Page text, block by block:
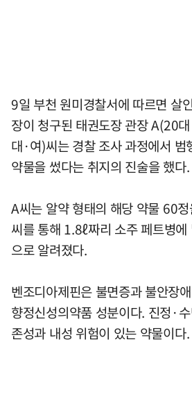
9일 부천 원미경찰서에 따르면 살
장이 청구된 태권도장 관장 A(20
대·여)씨는 경찰 조사 과정에서 범
약물을 썼다는 취지의 진술을 했다.
A씨는 알약 형태의 해당 약물 60
씨를 통해 1.8ℓ짜리 소주 페트병에
으로 알려졌다.
벤조디아제핀은 불면증과 불안장
향정신성의약품 성분이다. 진정·
존성과 내성 위험이 있는 약물이다.